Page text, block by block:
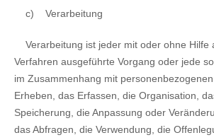
c) Verarbeitung
Verarbeitung ist jeder mit oder ohne Hilfe
Verfahren ausgeführte Vorgang oder jede
im Zusammenhang mit
Erheben, das Erfassen, die Organisation,
Speicherung, die Anpassung oder
das Abfragen, die Verwendung, die